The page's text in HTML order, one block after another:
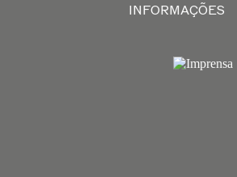
INFORMAÇÕES